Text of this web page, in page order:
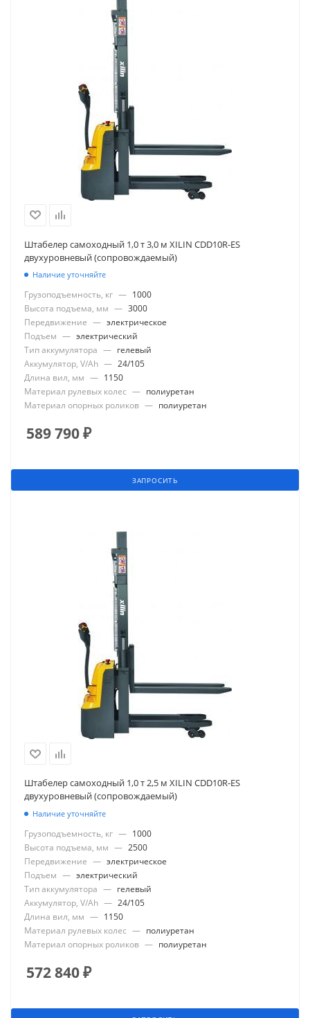
Штабелер самоходный 1,0 т 3,0 м XILIN CDD10R-ES
двухуровневый (сопровождаемый)
Наличие уточняйте
Грузоподъемность, кг — 1000
Высота подъема, мм — 3000
Передвижение — электрическое
Подъем — электрический
Тип аккумулятора — гелевый
Аккумулятор, V/Ah — 24/105
Длина вил, мм — 1150
Материал рулевых колес — полиуретан
Материал опорных роликов — полиуретан
589 790₽
ЗАПРОСИТЬ
Штабелер самоходный 1,0 т 2,5 м XILIN CDD10R-ES
двухуровневый (сопровождаемый)
Наличие уточняйте
Грузоподъемность, кг — 1000
Высота подъема, мм — 2500
Передвижение — электрическое
Подъем — электрический
Тип аккумулятора — гелевый
Аккумулятор, V/Ah — 24/105
Длина вил, мм — 1150
Материал рулевых колес — полиуретан
Материал опорных роликов — полиуретан
572 840₽